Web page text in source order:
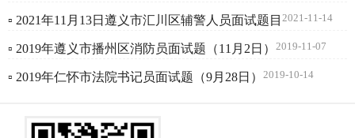
▫ 2021年11月13日遵义市汇川区辅警人员面试题目 2021-11-14
▫ 2019年遵义市播州区消防员面试题（11月2日） 2019-11-07
▫ 2019年仁怀市法院书记员面试题（9月28日） 2019-10-14